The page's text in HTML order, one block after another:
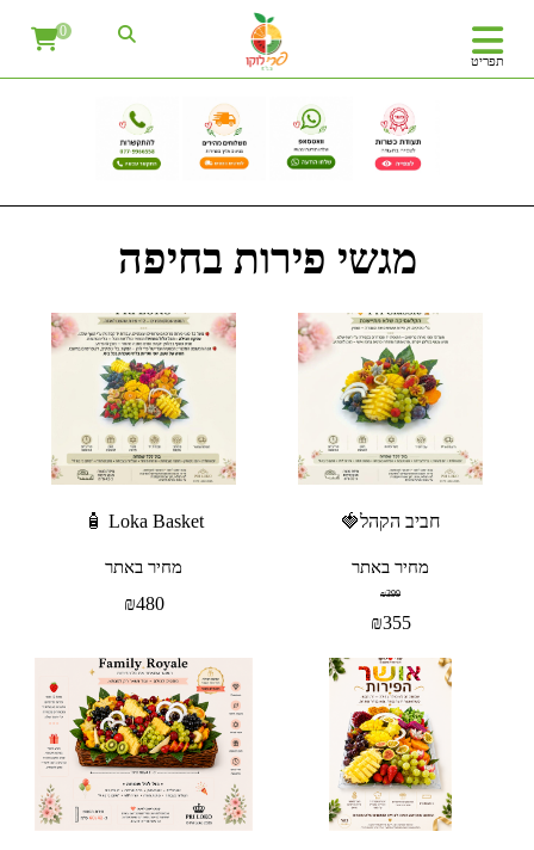
תפריט
0
מגשי פירות בחיפה
חביב הקהל🍓
מחיר באתר
₪399
₪355
Loka Basket 🧴
מחיר באתר
₪480